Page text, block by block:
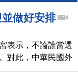
做好安排
表示，不論誰當選
對此，中華民國外
表示，歡迎也會積